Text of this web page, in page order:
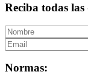
Reciba todas las
Normas: